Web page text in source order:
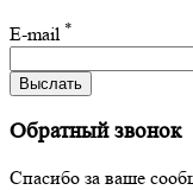
E-mail *
Выслать
Обратный звонок
Спасибо за ваше